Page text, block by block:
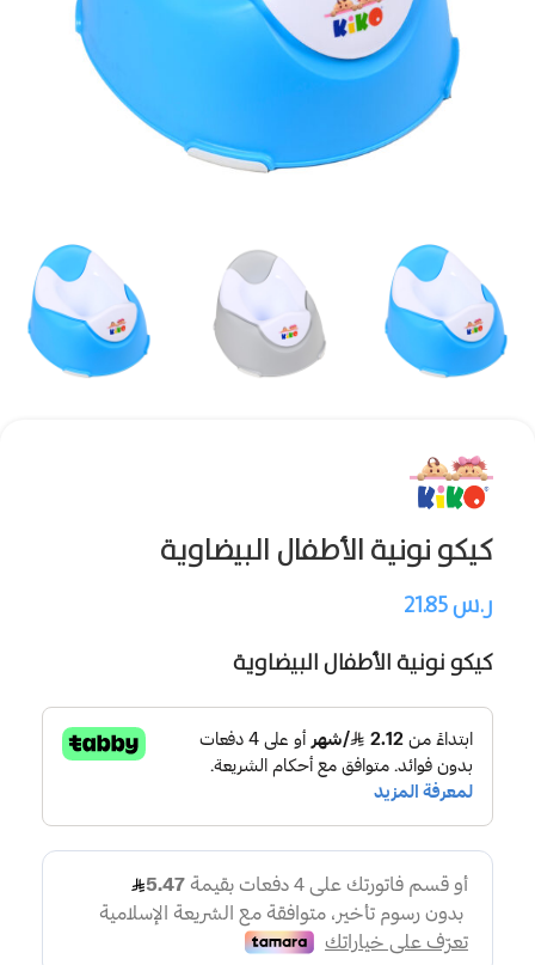
كيكو نونية الأطفال البيضاوية
ر.س
كيكو نونية الأطفال البيضاوية